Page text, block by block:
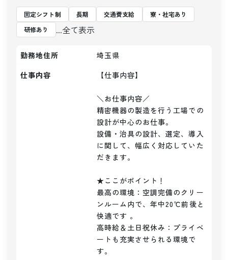
固定シフト制 長期 交通費支給
寮・社宅あり
研修あり
...全て表示
勤務地住所
埼玉県
仕事内容
【仕事内容】
＼お仕事内容／
精密機器の製造を行う工場での
設計が中心のお仕事。
設備・治具の設計、選定、導入
に関して、幅広く対応していた
だきます。
★ここがポイント！
最高の環境：空調完備のクリー
ンルーム内で、年中20℃前後と
快適です 。
高時給＆土日祝休み：プライベ
ートも充実させられる環境で
す。